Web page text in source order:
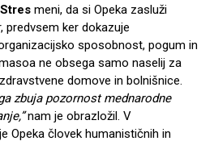
meni, da si Opeka zasluži
predvsem ker dokazuje
sposobnost, pogum in
ne obsega samo naselij za
domove in bolnišnice.
zbuja pozornost mednarodne
nam je obrazložil. V
Opeka človek humanističnih in